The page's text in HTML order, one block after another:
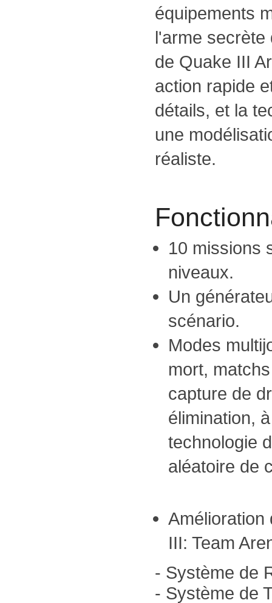
équipements
l'arme secrète
de Quake III
action rapide
détails, et la
une
réaliste.
10 missions
niveaux.
Un
scénario.
Modes
mort,
capture de
élimination,
technologie
aléatoire de
Amélioration
III: Team
- Système de
- Système de